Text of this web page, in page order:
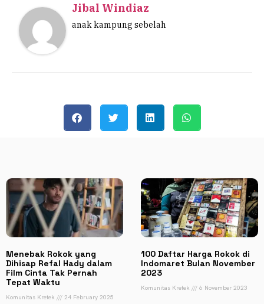
Jibal Windiaz
anak kampung sebelah
Menebak Rokok yang
Dihisap Refal Hady dalam
Film Cinta Tak Pernah
Tepat Waktu
Komunitas Kretek 24 February 2025
100 Daftar Harga Rokok di
Indomaret Bulan November
2023
Komunitas Kretek 6 November 2023